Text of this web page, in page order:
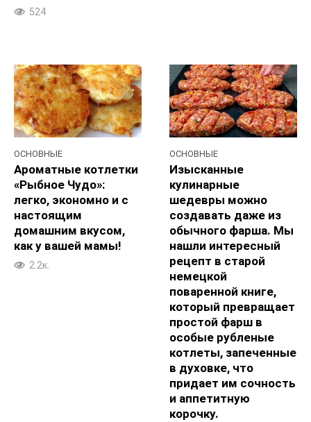
524
ОСНОВНЫЕ
Ароматные котлетки
«Рыбное Чудо»:
легко, экономно и с
настоящим
домашним вкусом,
как у вашей мамы!
2.2к.
ОСНОВНЫЕ
Изысканные
кулинарные
шедевры можно
создавать даже из
обычного фарша. Мы
нашли интересный
рецепт в старой
немецкой
поваренной книге,
который превращает
простой фарш в
особые рубленые
котлеты, запеченные
в духовке, что
придает им сочность
и аппетитную
корочку.